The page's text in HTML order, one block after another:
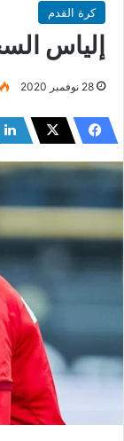
كرة القدم
إلياس
28 نوفمبر 2020